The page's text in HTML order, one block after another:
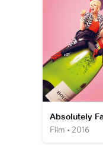
Film • 2016